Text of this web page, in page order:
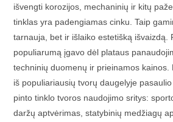
išvengti korozijos, mechaninių ir kitų
tinklas yra padengiamas cinku. Taip
tarnauja, bet ir išlaiko estetišką išvaizdą.
populiarumą įgavo dėl plataus
techninių duomenų ir prieinamos kainos.
iš populiariausių tvorų daugelyje
pinto tinklo tvoros naudojimo sritys:
daržų aptvėrimas, statybinių medžiagų